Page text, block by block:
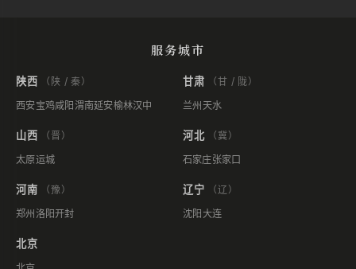
服务城市
陕西
（陕 / 秦）
西安宝鸡咸阳 渭南延安榆林汉中
甘肃
（甘 / 陇）
兰州 天水
山西
（晋）
太原运城
河北
（冀）
石家庄张家口
河南
（豫）
郑州 洛阳开封
辽宁
（辽）
沈阳 大连
北京